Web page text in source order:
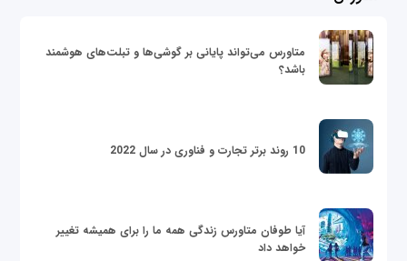
متاورس می‌تواند پایانی بر گوشی‌ها و تبلت‌های هوشمند
باشد؟
10 روند برتر تجارت و فناوری در سال 2022
آیا طوفان متاورس زندگی همه ما را برای همیشه تغییر
خواهد داد